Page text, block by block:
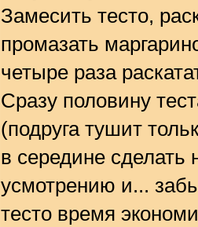
Замесить тесто,
промазать
четыре раза
Сразу половину
(подруга тушит
в середине сделать
усмотрению и...
тесто время